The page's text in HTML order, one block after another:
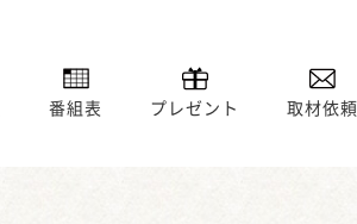
番組表 プレゼント 取材依頼